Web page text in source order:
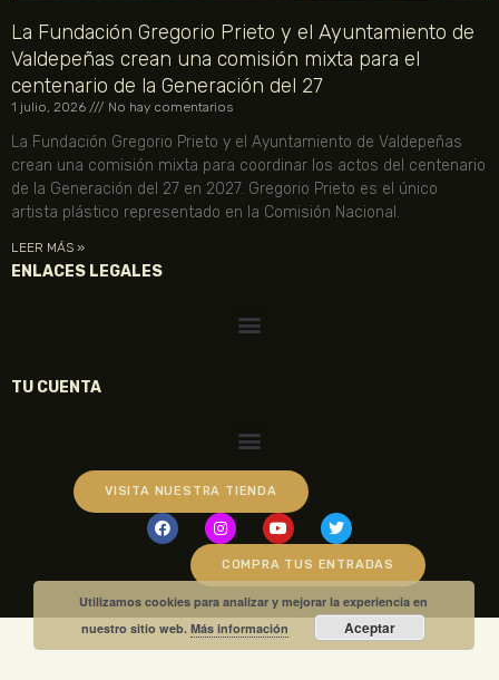
La Fundación Gregorio Prieto y el Ayuntamiento de
Valdepeñas crean una comisión mixta para el
centenario de la Generación del 27
1 julio, 2026 No hay comentarios
La Fundación Gregorio Prieto y el Ayuntamiento de Valdepeñas
crean una comisión mixta para coordinar los actos del centenario
de la Generación del 27 en 2027. Gregorio Prieto es el único
artista plástico representado en la Comisión Nacional.
LEER MÁS »
ENLACES LEGALES
TU CUENTA
VISITA NUESTRA TIENDA
COMPRA TUS ENTRADAS
Utilizamos cookies para analizar y mejorar la experiencia en
nuestro sitio web.Más información Aceptar